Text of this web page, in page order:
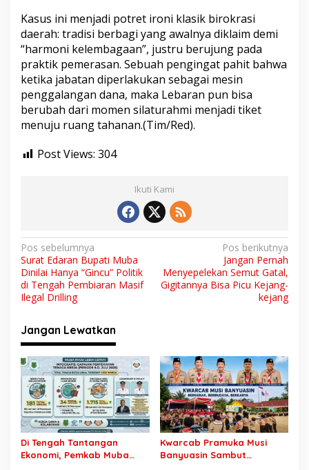
Kasus ini menjadi potret ironi klasik birokrasi
daerah: tradisi berbagi yang awalnya diklaim demi
“harmoni kelembagaan”, justru berujung pada
praktik pemerasan. Sebuah pengingat pahit bahwa
ketika jabatan diperlakukan sebagai mesin
penggalangan dana, maka Lebaran pun bisa
berubah dari momen silaturahmi menjadi tiket
menuju ruang tahanan.(Tim/Red).
Post Views: 304
Ikuti Kami
N
a
v
g
a
s
p
o
s
Pos sebelumnya
Surat Edaran Bupati Muba
Dinilai Hanya “Gincu” Politik
di Tengah Pembiaran Masif
Ilegal Drilling
Pos berikutnya
Jangan Pernah
Menyepelekan Semut Gatal,
Gigitannya Bisa Picu Kejang-
kejang
Jangan Lewatkan
Di Tengah Tantangan
Ekonomi, Pemkab Muba
Kwarcab Pramuka Musi
Banyuasin Sambut